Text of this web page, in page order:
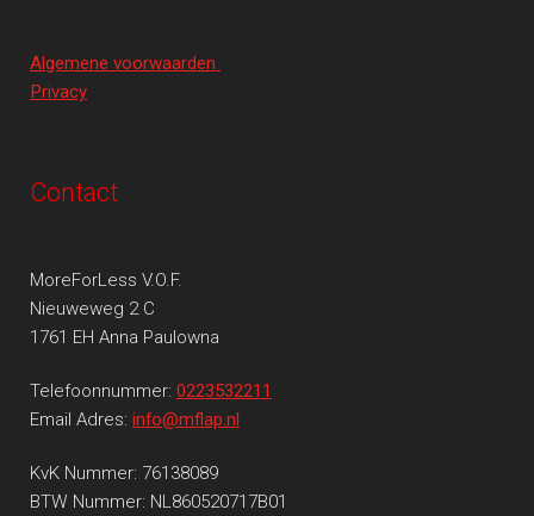
Algemene voorwaarden
Privacy
Contact
MoreForLess V.O.F.
Nieuweweg 2 C
1761 EH Anna Paulowna
Telefoonnummer: 0223532211
Email Adres: info@mflap.nl
KvK Nummer: 76138089
BTW Nummer: NL860520717B01